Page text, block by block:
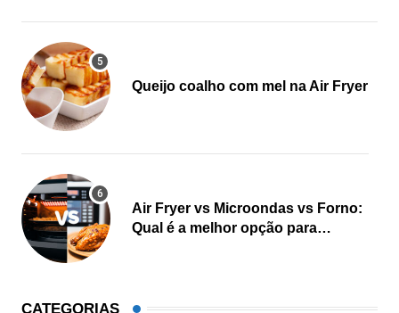
Queijo coalho com mel na Air Fryer
Air Fryer vs Microondas vs Forno:
Qual é a melhor opção para
CATEGORIAS